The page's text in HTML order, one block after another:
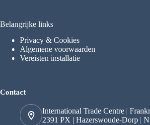
Belangrijke links
Privacy & Cookies
Algemene voorwaarden
Vereisten installatie
Contact
International Trade Centre |
2391 PX | Hazerswoude-Dorp |